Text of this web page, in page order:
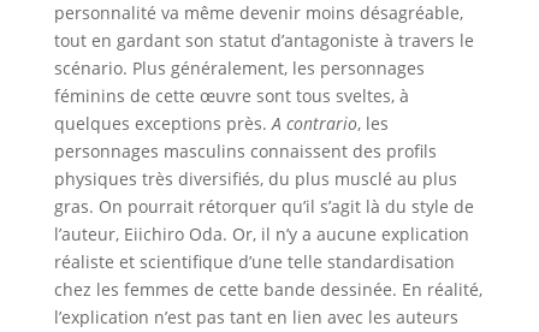
personnalité va même devenir moins désagréable,
tout en gardant son statut d’antagoniste à travers le
scénario. Plus généralement, les personnages
féminins de cette œuvre sont tous sveltes, à
quelques exceptions près.A contrario, les
personnages masculins connaissent des profils
physiques très diversifiés, du plus musclé au plus
gras. On pourrait rétorquer qu’il s’agit là du style de
l’auteur, Eiichiro Oda. Or, il n’y a aucune explication
réaliste et scientifique d’une telle standardisation
chez les femmes de cette bande dessinée. En réalité,
l’explication n’est pas tant en lien avec les auteurs